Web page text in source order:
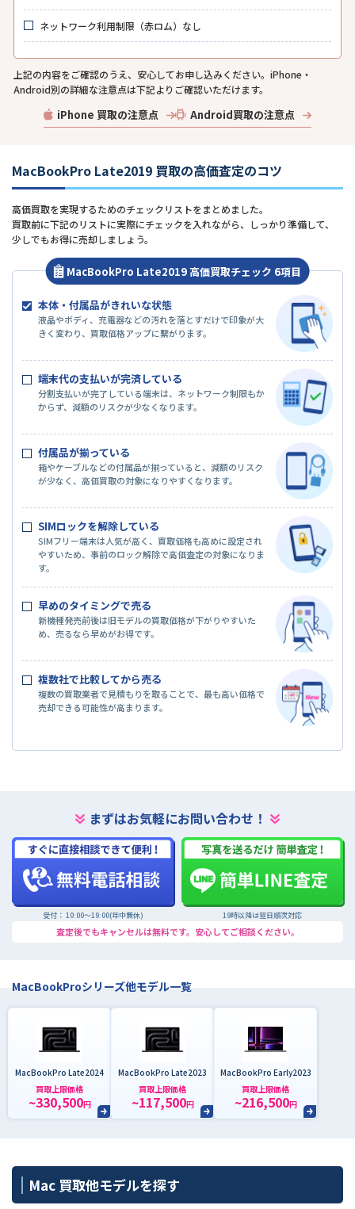
ネットワーク利用制限（赤ロム）なし
上記の内容をご確認のうえ、安心してお申し込みください。iPhone・
Android別の詳細な注意点は下記よりご確認いただけます。
iPhone 買取の注意点 Android買取の注意点
MacBookPro Late2019 買取の高価査定のコツ
高価買取を実現するためのチェックリストをまとめました。
買取前に下記のリストに実際にチェックを入れながら、しっかり準備して、
少しでもお得に売却しましょう。
MacBookPro Late2019 高価買取チェック 6項目
本体・付属品がきれいな状態
液晶やボディ、充電器などの汚れを落とすだけで印象が大
きく変わり、買取価格アップに繋がります。
端末代の支払いが完済している
分割支払いが完了している端末は、ネットワーク制限もか
からず、減額のリスクが少なくなります。
付属品が揃っている
箱やケーブルなどの付属品が揃っていると、減額のリスク
が少なく、高価買取の対象になりやすくなります。
SIMロックを解除している
SIMフリー端末は人気が高く、買取価格も高めに設定され
やすいため、事前のロック解除で高価査定の対象になりま
す。
早めのタイミングで売る
新機種発売前後は旧モデルの買取価格が下がりやすいた
め、売るなら早めがお得です。
複数社で比較してから売る
複数の買取業者で見積もりを取ることで、最も高い価格で
売却できる可能性が高まります。
まずはお気軽にお問い合わせ！
受付： 10:00〜19:00(年中無休) 19時以降は翌日順次対応
査定後でもキャンセルは無料です。安心してご相談ください。
MacBookProシリーズ他モデル一覧
MacBookPro Late2024
買取上限価格
~330,500円
MacBookPro Late2023
買取上限価格
~117,500円
MacBookPro Early2023
買取上限価格
~216,500円
Mac 買取他モデルを探す